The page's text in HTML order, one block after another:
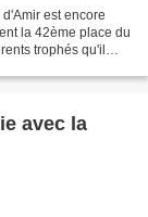
est encore
la 42ème place du
trophés qu'il
avec la